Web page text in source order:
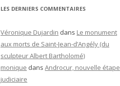
LES DERNIERS COMMENTAIRES
Véronique Dujardin dans Le monument
aux morts de Saint-Jean-d’Angély (du
sculpteur Albert Bartholomé)
monique dans Androcur, nouvelle étape
judiciaire